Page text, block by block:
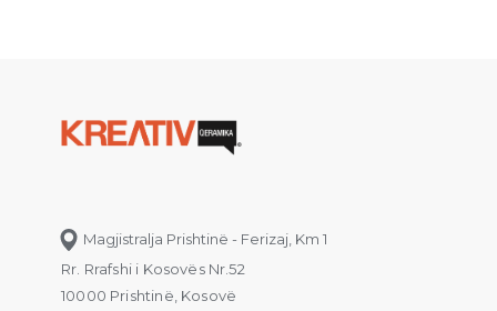
Magjistralja Prishtinë - Ferizaj, Km 1
Rr. Rrafshi i Kosovës Nr.52
10000 Prishtinë, Kosovë